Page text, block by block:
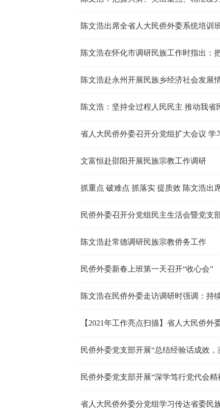
陈文浩赴永州开展民族乡经济社会发展
陈文浩：坚持全过程人民民主 推动我省
省人大民侨外委召开分党组扩大会议 学
文富恒赴邵阳开展民族宗教工作调研
抓重点 破难点 抓落实 提质效 陈文浩出
民侨外委召开分党组民主生活会暨党支
陈文浩赴常德调研民族宗教侨务工作
民侨外委新春上班第一天召开“收心会”
陈文浩在民侨外委走访调研时强调：持
【2021年工作亮点扫描】省人大民侨
民侨外委党支部开展“总结经验话成效
民侨外委党支部开展“深学笃行党代会
省人大民侨外委分党组学习传达省委民